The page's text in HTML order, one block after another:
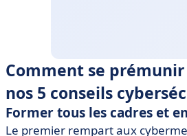
Comment se
nos 5 conseils
Former tous les cadres et
Le premier rempart aux